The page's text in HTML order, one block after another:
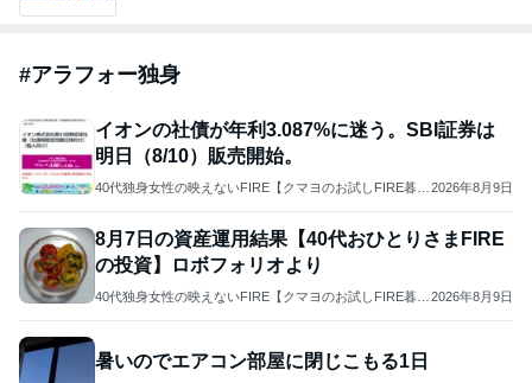
#アラフォー独身
イオンの社債が年利3.087%に迷う。SBI証券は
明日（8/10）販売開始。
40代独身女性の映えないFIRE【クマヨのお試しFIRE暮ら 2026年8月9日
8月7日の資産運用結果【40代おひとりさまFIRE
の投資】ロボフォリオより
40代独身女性の映えないFIRE【クマヨのお試しFIRE暮ら 2026年8月9日
暑いのでエアコン部屋に閉じこもる1日